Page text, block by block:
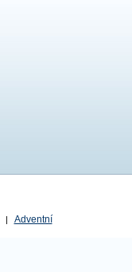
| Adventní